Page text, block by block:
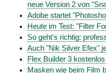
neue Version 2 von
Adobe startet
Heute im Test: "Filter
So geht's richtig:
Auch "Nik Silver Efex"
Flex Builder 3
Masken wie beim Film